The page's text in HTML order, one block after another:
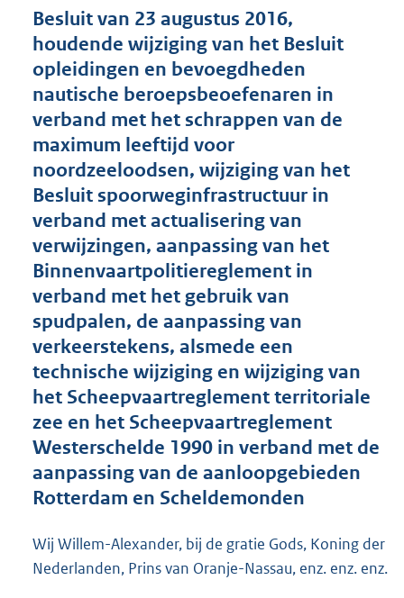
n
d
s
g
r
o
o
e
:
9
K
b
Besluit van 23 augustus 2016,
houdende wijziging van het Besluit
opleidingen en bevoegdheden
nautische beroepsbeoefenaren in
verband met het schrappen van de
maximum leeftijd voor
noordzeeloodsen, wijziging van het
Besluit spoorweginfrastructuur in
verband met actualisering van
verwijzingen, aanpassing van het
Binnenvaartpolitiereglement in
verband met het gebruik van
spudpalen, de aanpassing van
verkeerstekens, alsmede een
technische wijziging en wijziging van
het Scheepvaartreglement territoriale
zee en het Scheepvaartreglement
Westerschelde 1990 in verband met de
aanpassing van de aanloopgebieden
Rotterdam en Scheldemonden
Wij Willem-Alexander, bij de gratie Gods, Koning der
Nederlanden, Prins van Oranje-Nassau, enz. enz. enz.